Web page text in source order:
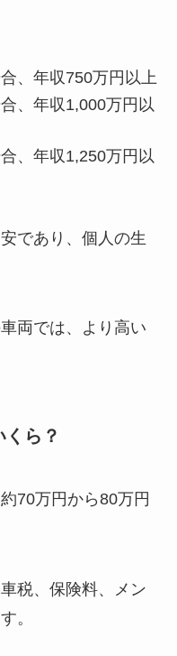
、年収750万円以上
、年収1,000万円以
、年収1,250万円以
であり、個人の生
両では、より高い
ら？
70万円から80万円
税、保険料、メン
。